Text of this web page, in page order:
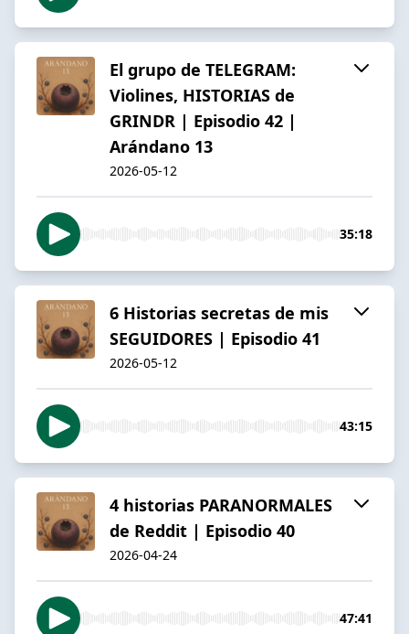
El grupo de TELEGRAM:
Violines, HISTORIAS de
GRINDR | Episodio 42 |
Arándano 13
2026-05-12
35:18
6 Historias secretas de mis
SEGUIDORES | Episodio 41
2026-05-12
43:15
4 historias PARANORMALES
de Reddit | Episodio 40
2026-04-24
47:41